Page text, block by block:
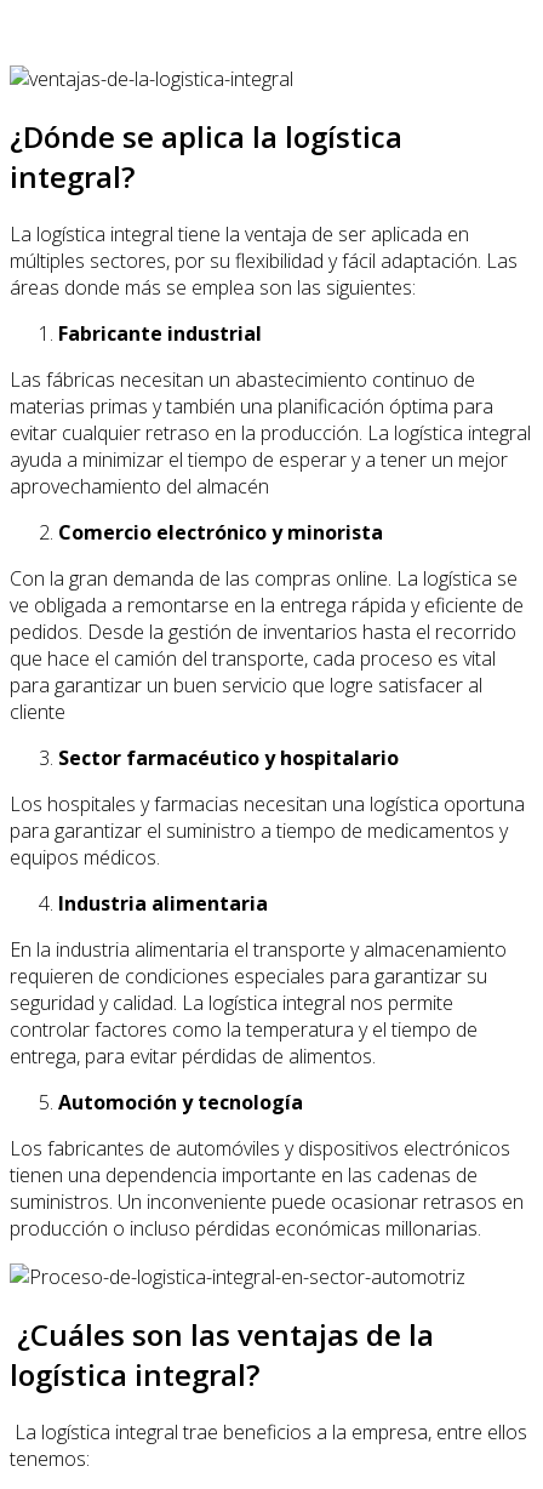
¿Dónde se aplica la logística
integral?
La logística integral tiene la ventaja de ser aplicada en
múltiples sectores, por su flexibilidad y fácil adaptación. Las
áreas donde más se emplea son las siguientes:
Fabricante industrial
Las fábricas necesitan un abastecimiento continuo de
materias primas y también una planificación óptima para
evitar cualquier retraso en la producción. La logística integral
ayuda a minimizar el tiempo de esperar y a tener un mejor
aprovechamiento del almacén
Comercio electrónico y minorista
Con la gran demanda de las compras online. La logística se
ve obligada a remontarse en la entrega rápida y eficiente de
pedidos. Desde la gestión de inventarios hasta el recorrido
que hace el camión del transporte, cada proceso es vital
para garantizar un buen servicio que logre satisfacer al
cliente
Sector farmacéutico y hospitalario
Los hospitales y farmacias necesitan una logística oportuna
para garantizar el suministro a tiempo de medicamentos y
equipos médicos.
Industria alimentaria
En la industria alimentaria el transporte y almacenamiento
requieren de condiciones especiales para garantizar su
seguridad y calidad. La logística integral nos permite
controlar factores como la temperatura y el tiempo de
entrega, para evitar pérdidas de alimentos.
Automoción y tecnología
Los fabricantes de automóviles y dispositivos electrónicos
tienen una dependencia importante en las cadenas de
suministros. Un inconveniente puede ocasionar retrasos en
producción o incluso pérdidas económicas millonarias.
¿Cuáles son las ventajas de la
logística integral?
La logística integral trae beneficios a la empresa, entre ellos
tenemos: